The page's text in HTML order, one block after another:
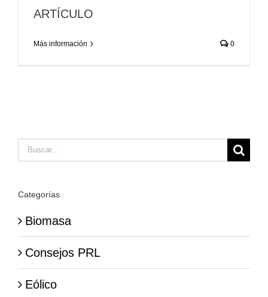
ARTÍCULO
Más información 0
Buscar:
Categorías
Biomasa
Consejos PRL
Eólico